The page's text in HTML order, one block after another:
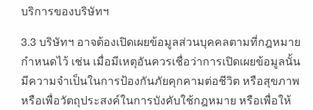
บริการของบริษัทฯ
3.3 บริษัทฯ อาจต้องเปิดเผยข้อมูลส่วนบุคคลตามที่กฎหมาย
กำหนดไว้ เช่น เมื่อมีเหตุอันควรเชื่อว่าการเปิดเผยข้อมูลนั้น
มีความจำเป็นในการป้องกันภัยคุกคามต่อชีวิต หรือสุขภาพ
หรือเพื่อวัตถุประสงค์ในการบังคับใช้กฎหมาย หรือเพื่อให้